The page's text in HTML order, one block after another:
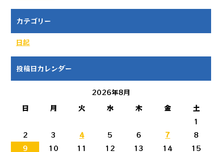
カテゴリー
日記
投稿日カレンダー
2026年8月
日
月 火 水 木 金
土
1
2
3 4 5 6 7
8
9
10 11 12 13 14 15